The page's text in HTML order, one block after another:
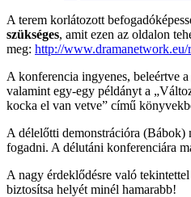
A terem korlátozott
szükséges, amit ezen az oldalon
meg: http://www.dramanetwork.eu/
A konferencia ingyenes, beleértve
valamint egy-egy példányt a
kocka el van vetve” című
A délelőtti demonstrációra
fogadni. A délutáni konferenciára
A nagy érdeklődésre való
biztosítsa helyét minél hamarabb!